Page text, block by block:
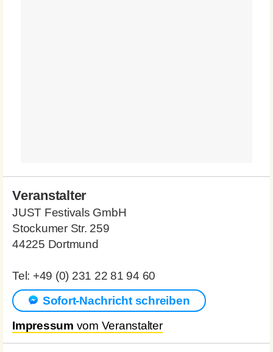
Veranstalter
JUST Festivals GmbH
Stockumer Str. 259
44225 Dortmund
Tel: +49 (0) 231 22 81 94 60
Sofort-Nachricht schreiben
Impressum vom Veranstalter